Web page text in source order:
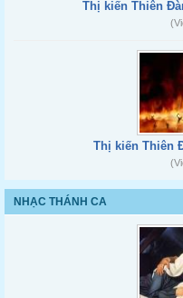
Thị kiến Thiên
Thị kiến Thiên
NHẠC THÁNH CA